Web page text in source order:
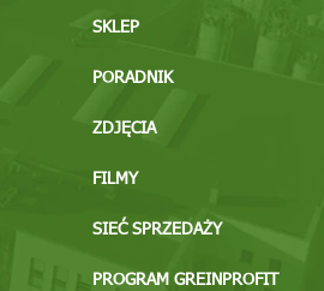
SKLEP
PORADNIK
ZDJĘCIA
FILMY
SIEĆ SPRZEDAŻY
PROGRAM GREINPROFIT